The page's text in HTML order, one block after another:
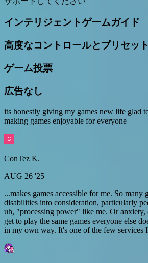
インテリジェントゲームガイド
高度なコントロールとプリセット
ゲーム投票
広告なし
its honestly giving my games new life glad
making games enjoyable for everyone
ConTez K.
AUG 26 '25
...makes games accessible for me. So many
disabilities into consideration, particularly
uh, "processing power" like me. Or
get to play the same games everyone else
in my own way. It's one of the few services